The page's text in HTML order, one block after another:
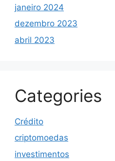
janeiro 2024
dezembro 2023
abril 2023
Categories
Crédito
criptomoedas
investimentos